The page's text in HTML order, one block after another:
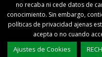
SOCIAL MEDIA
no recaba ni cede datos de
conocimiento. Sin embargo,
políticas de privacidad ajenas
acepta o no cuando
Ajustes de Cookies